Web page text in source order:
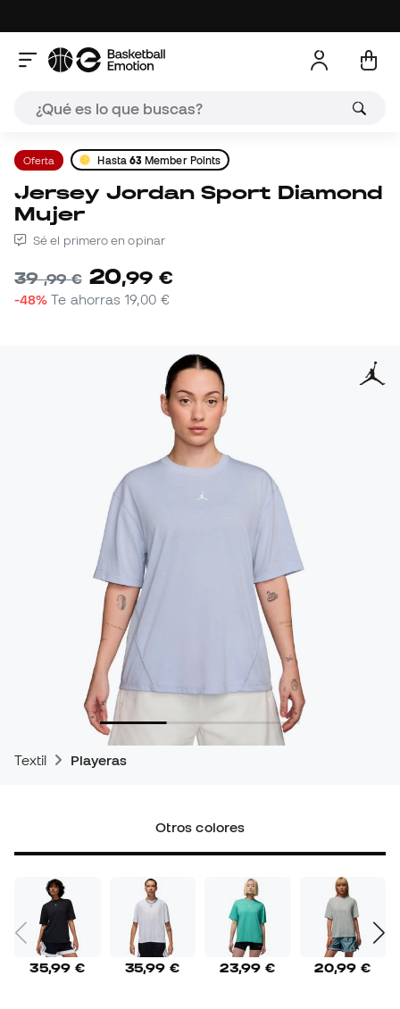
Oferta Hasta 63 Member Points
Jersey Jordan Sport Diamond
Mujer
Sé el primero en opinar
39,99 € 20,99 €
-48% Te ahorras19,00 €
Textil Playeras
Otros colores
35,99 € 35,99 € 23,99 € 20,99 €